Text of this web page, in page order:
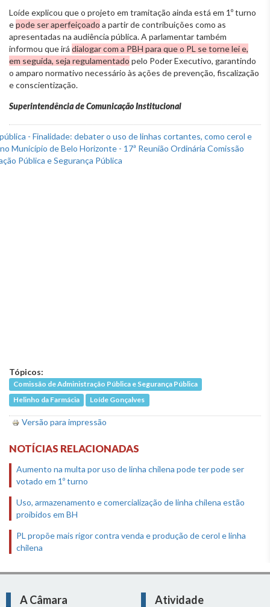
Loíde explicou que o projeto em tramitação ainda está em 1º turno
epode ser aperfeiçoado a partir de contribuições como as
apresentadas na audiência pública. A parlamentar também
informou que irá dialogar com a PBH para que o PL se torne lei e,
em seguida, seja regulamentado pelo Poder Executivo, garantindo
o amparo normativo necessário às ações de prevenção, fiscalização
e conscientização.
Superintendência de Comunicação Institucional
Tópicos:
Comissão de Administração Pública e Segurança Pública
Helinho da Farmácia
Loíde Gonçalves
Versão para impressão
NOTÍCIAS RELACIONADAS
Aumento na multa por uso de linha chilena pode ter pode ser
votado em 1º turno
Uso, armazenamento e comercialização de linha chilena estão
proibidos em BH
PL propõe mais rigor contra venda e produção de cerol e linha
chilena
A Câmara
Atividade